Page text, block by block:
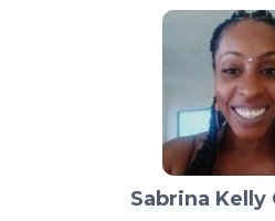
Sabrina Kelly